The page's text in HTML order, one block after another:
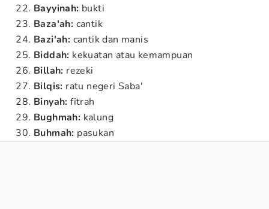
Bayyinah: bukti
Baza'ah: cantik
Bazi'ah: cantik dan manis
Biddah: kekuatan atau kemampuan
Billah: rezeki
Bilqis: ratu negeri Saba'
Binyah:fitrah
Bughmah: kalung
Buhmah: pasukan